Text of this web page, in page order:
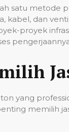
satu metode
kabel, dan
proyek
yang
memilih